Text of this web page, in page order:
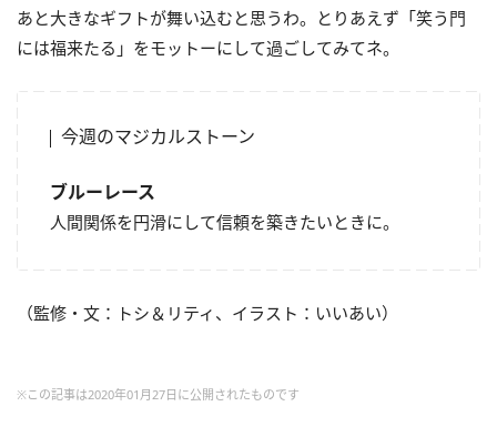
あと大きなギフトが舞い込むと思うわ。とりあえず「笑う門
には福来たる」をモットーにして過ごしてみてネ。
今週のマジカルストーン
ブルーレース
人間関係を円滑にして信頼を築きたいときに。
（監修・文：トシ＆リティ、イラスト：いいあい）
※この記事は2020年01月27日に公開されたものです